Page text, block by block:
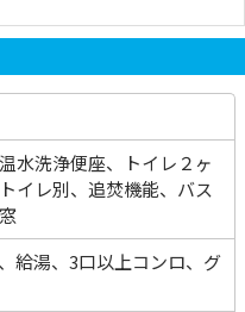
水洗浄便座、トイレ２ヶ
イレ別、追焚機能、バス
給湯、3口以上コンロ、グ